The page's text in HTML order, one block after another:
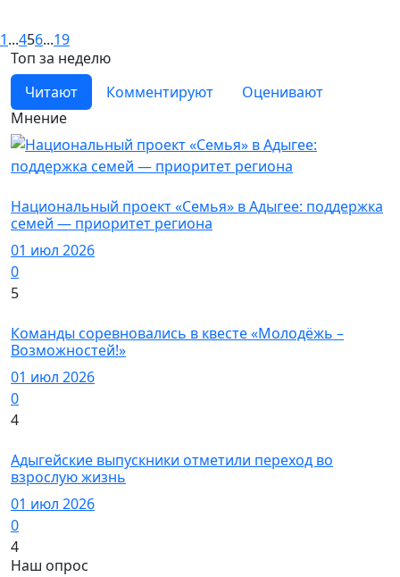
1...456...19
Топ за неделю
Читают
Комментируют
Оценивают
Мнение
Национальный проект «Семья» в Адыгее: поддержка
семей — приоритет региона
01 июл 2026
0
5
Команды соревновались в квесте «Молодёжь –
Возможностей!»
01 июл 2026
0
4
Адыгейские выпускники отметили переход во
взрослую жизнь
01 июл 2026
0
4
Наш опрос